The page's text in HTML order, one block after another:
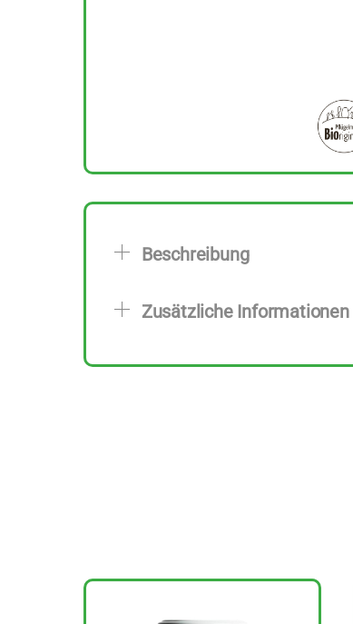
Beschreibung
Zusätzliche Informationen